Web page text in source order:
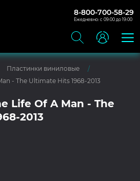
8-800-700-58-29
Ежедневно: с 09:00 до 19:00
Пластинки виниловые
- The Ultimate Hits 1968-2013
Life Of A Man - The
2013